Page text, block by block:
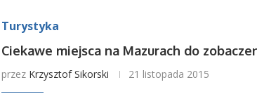
Turystyka
Ciekawe miejsca na Mazurach do
przez Krzysztof Sikorski 21 listopada 2015